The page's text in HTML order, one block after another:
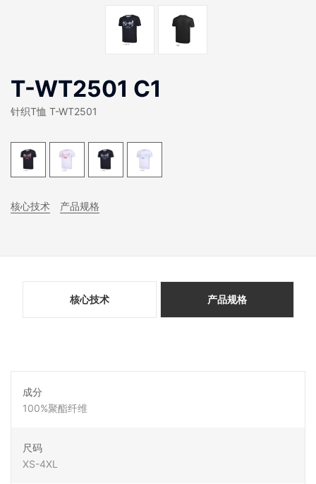
T-WT2501 C1
针织T恤 T-WT2501
核心技术 产品规格
核心技术 产品规格
成分
100%聚酯纤维
尺码
XS-4XL